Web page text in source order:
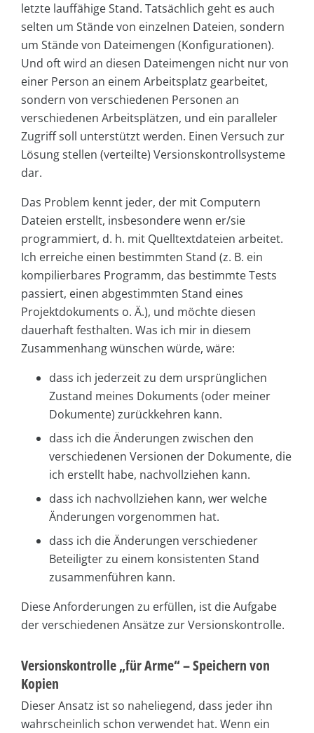
letzte lauffähige Stand. Tatsächlich geht es auch
selten um Stände von einzelnen Dateien, sondern
um Stände von Dateimengen (Konfigurationen).
Und oft wird an diesen Dateimengen nicht nur von
einer Person an einem Arbeitsplatz gearbeitet,
sondern von verschiedenen Personen an
verschiedenen Arbeitsplätzen, und ein paralleler
Zugriff soll unterstützt werden. Einen Versuch zur
Lösung stellen (verteilte) Versionskontrollsysteme
dar.
Das Problem kennt jeder, der mit Computern
Dateien erstellt, insbesondere wenn er/sie
programmiert, d. h. mit Quelltextdateien arbeitet.
Ich erreiche einen bestimmten Stand (z. B. ein
kompilierbares Programm, das bestimmte Tests
passiert, einen abgestimmten Stand eines
Projektdokuments o. Ä.), und möchte diesen
dauerhaft festhalten. Was ich mir in diesem
Zusammenhang wünschen würde, wäre:
dass ich jederzeit zu dem ursprünglichen
Zustand meines Dokuments (oder meiner
Dokumente) zurückkehren kann.
dass ich die Änderungen zwischen den
verschiedenen Versionen der Dokumente, die
ich erstellt habe, nachvollziehen kann.
dass ich nachvollziehen kann, wer welche
Änderungen vorgenommen hat.
dass ich die Änderungen verschiedener
Beteiligter zu einem konsistenten Stand
zusammenführen kann.
Diese Anforderungen zu erfüllen, ist die Aufgabe
der verschiedenen Ansätze zur Versionskontrolle.
Versionskontrolle „für Arme“ – Speichern von
Kopien
Dieser Ansatz ist so naheliegend, dass jeder ihn
wahrscheinlich schon verwendet hat. Wenn ein